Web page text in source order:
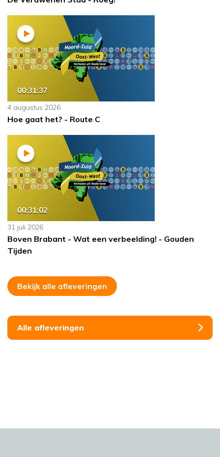
00:31:37
4 augustus 2026
Hoe gaat het? - Route C
00:31:02
31 juli 2026
Boven Brabant - Wat een verbeelding! - Gouden
Tijden
Bekijk alle afleveringen
Alle afleveringen